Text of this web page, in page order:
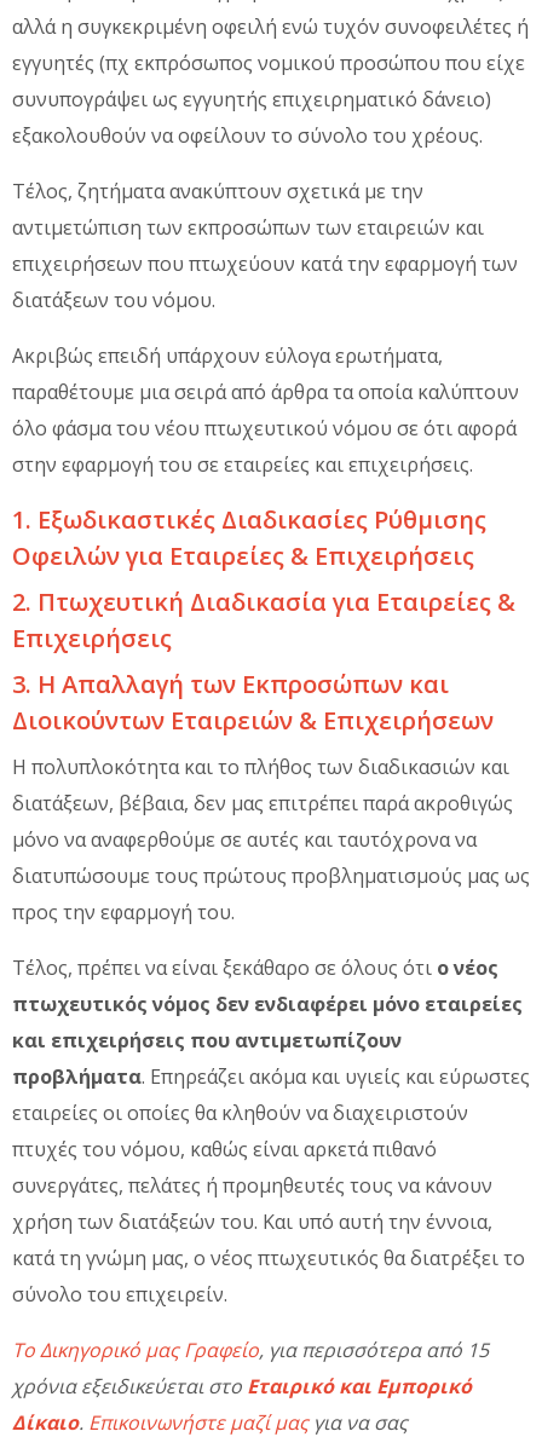
αλλά η συγκεκριμένη οφειλή ενώ τυχόν συνοφειλέτες ή
εγγυητές (πχ εκπρόσωπος νομικού προσώπου που είχε
συνυπογράψει ως εγγυητής επιχειρηματικό δάνειο)
εξακολουθούν να οφείλουν το σύνολο του χρέους.
Τέλος, ζητήματα ανακύπτουν σχετικά με την
αντιμετώπιση των εκπροσώπων των εταιρειών και
επιχειρήσεων που πτωχεύουν κατά την εφαρμογή των
διατάξεων του νόμου.
Ακριβώς επειδή υπάρχουν εύλογα ερωτήματα,
παραθέτουμε μια σειρά από άρθρα τα οποία καλύπτουν
όλο φάσμα του νέου πτωχευτικού νόμου σε ότι αφορά
στην εφαρμογή του σε εταιρείες και επιχειρήσεις.
1. Εξωδικαστικές Διαδικασίες Ρύθμισης
Οφειλών για Εταιρείες & Επιχειρήσεις
2. Πτωχευτική Διαδικασία για Εταιρείες &
Επιχειρήσεις
3. Η Απαλλαγή των Εκπροσώπων και
Διοικούντων Εταιρειών & Επιχειρήσεων
Η πολυπλοκότητα και το πλήθος των διαδικασιών και
διατάξεων, βέβαια, δεν μας επιτρέπει παρά ακροθιγώς
μόνο να αναφερθούμε σε αυτές και ταυτόχρονα να
διατυπώσουμε τους πρώτους προβληματισμούς μας ως
προς την εφαρμογή του.
Τέλος, πρέπει να είναι ξεκάθαρο σε όλους ότι ο νέος
πτωχευτικός νόμος δεν ενδιαφέρει μόνο εταιρείες
και επιχειρήσεις που αντιμετωπίζουν
προβλήματα. Επηρεάζει ακόμα και υγιείς και εύρωστες
εταιρείες οι οποίες θα κληθούν να διαχειριστούν
πτυχές του νόμου, καθώς είναι αρκετά πιθανό
συνεργάτες, πελάτες ή προμηθευτές τους να κάνουν
χρήση των διατάξεών του. Και υπό αυτή την έννοια,
κατά τη γνώμη μας, ο νέος πτωχευτικός θα διατρέξει το
σύνολο του επιχειρείν.
Το Δικηγορικό μας Γραφείο, για περισσότερα από 15
χρόνια εξειδικεύεται στο Εταιρικό και Εμπορικό
Δίκαιο. Επικοινωνήστε μαζί μαςγια να σας